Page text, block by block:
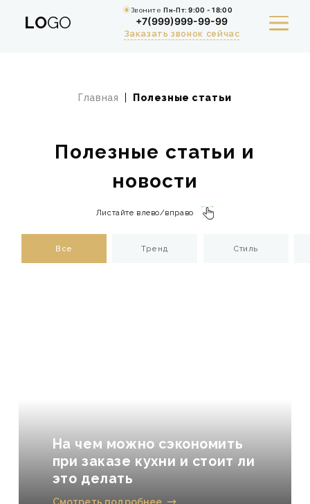
LOGO
ЗвонитеПн-Пт:9:00 - 18:00
+7(999)999-99-99
Заказать звонок сейчас
РАСЧЕТ СТОИМОСТИ РЕМОНТА
СТАТЬИ
Главная Полезные статьи
Полезные статьи и
новости
Листайте влево/вправо
Все Тренд Стиль
На чем можно сэкономить
при заказе кухни и стоит ли
это делать